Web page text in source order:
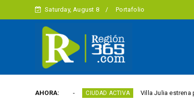
Saturday, August 8 Portafolio
AHORA:CIUDAD ACTIVA Villa Julia estrena puente y